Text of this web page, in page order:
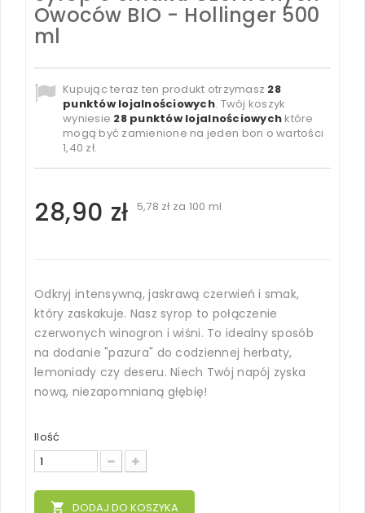
Owoców BIO - Hollinger 500
ml
Kupując teraz ten produkt otrzymasz 28
punktów lojalnościowych. Twój koszyk
wyniesie 28punktów lojalnościowych które
mogą być zamienione na jeden bon o wartości
1,40 zł.
28,90 zł 5,78 zł za 100 ml
Odkryj intensywną, jaskrawą czerwień i smak,
który zaskakuje. Nasz syrop to połączenie
czerwonych winogron i wiśni. To idealny sposób
na dodanie "pazura" do codziennej herbaty,
lemoniady czy deseru. Niech Twój napój zyska
nową, niezapomnianą głębię!
Ilość
local_grocery_store DODAJ DO KOSZYKA